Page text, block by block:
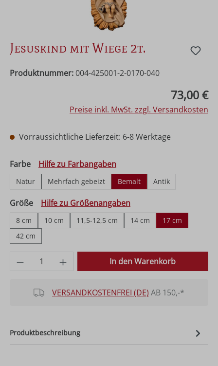
Jesuskind mit Wiege 2t.
Produktnummer: 004-425001-2-0170-040
73,00 €
Preise inkl. MwSt. zzgl. Versandkosten
Vorraussichtliche Lieferzeit: 6-8 Werktage
Farbeauswählen
Hilfe zu Farbangaben
Natur Mehrfach gebeizt Bemalt Antik
Größeauswählen
Hilfe zu Größenangaben
8 cm 10 cm 11,5-12,5 cm 14 cm
17 cm
42 cm
Produkt Anzahl: Gib den gewünschten
In den Warenkorb
VERSANDKOSTENFREI (DE) AB 150,-*
Produktbeschreibung